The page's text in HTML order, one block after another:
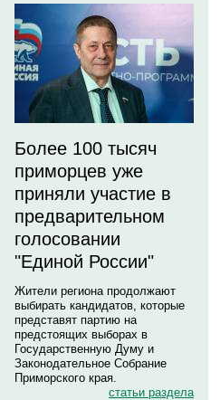
Более 100 тысяч
приморцев уже
приняли участие в
предварительном
голосовании
"Единой России"
Жители региона продолжают
выбирать кандидатов, которые
представят партию на
предстоящих выборах в
Государственную Думу и
Законодательное Собрание
Приморского края.
статьи раздела